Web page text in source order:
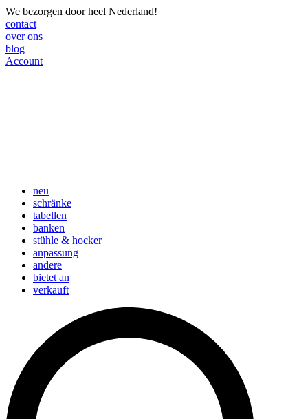
We bezorgen door heel Nederland!
contact
over ons
blog
Account
neu
schränke
tabellen
banken
stühle & hocker
anpassung
andere
bietet an
verkauft